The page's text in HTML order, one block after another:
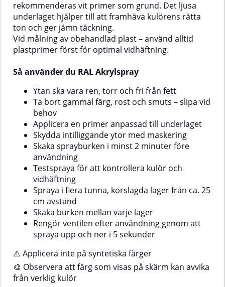
visas på skärm kan avvika från
verklig kulör
rekommenderas vit primer som grund. Det ljusa
underlaget hjälper till att framhäva kulörens rätta
ton och ger jämn täckning.
Vid målning av obehandlad plast – använd alltid
plastprimer först för optimal vidhäftning.
Så använder du RAL Akrylspray
Ytan ska vara ren, torr och fri från fett
Ta bort gammal färg, rost och smuts – slipa vid
behov
Applicera en primer anpassad till underlaget
Skydda intilliggande ytor med maskering
Skaka sprayburken i minst 2 minuter före
användning
Testspraya för att kontrollera kulör och
vidhäftning
Spraya i flera tunna, korslagda lager från ca. 25
cm avstånd
Skaka burken mellan varje lager
Rengör ventilen efter användning genom att
spraya upp och ner i 5 sekunder
⚠️ Applicera inte på syntetiska färger
🎨 Observera att färg som visas på skärm kan avvika
från verklig kulör